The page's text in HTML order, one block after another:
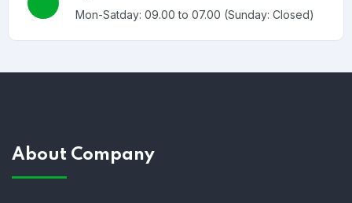
Mon-Satday: 09.00 to 07.00 (Sunday: Closed)
About Company